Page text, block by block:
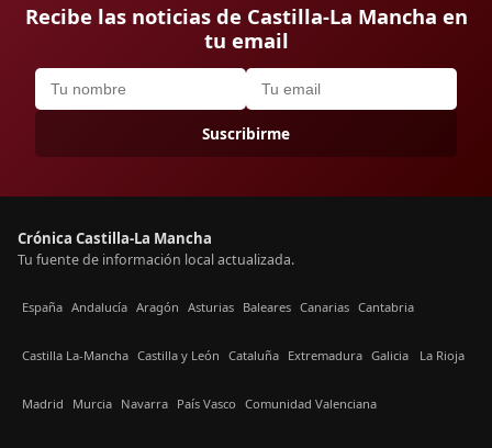
Recibe las noticias de Castilla-La Mancha en
tu email
Suscribirme
Crónica Castilla-La Mancha
Tu fuente de información local actualizada.
España Andalucía Aragón Asturias Baleares Canarias Cantabria
Castilla La-Mancha Castilla y León Cataluña Extremadura Galicia La Rioja
Madrid Murcia Navarra País Vasco Comunidad Valenciana